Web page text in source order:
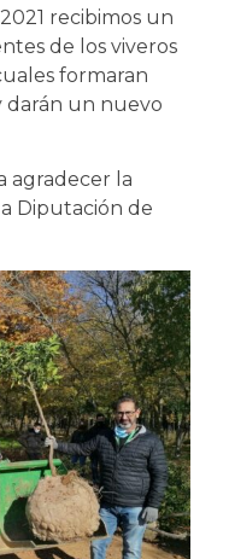
recibimos un
de los viveros
formaran
darán un nuevo
agradecer la
Diputación de